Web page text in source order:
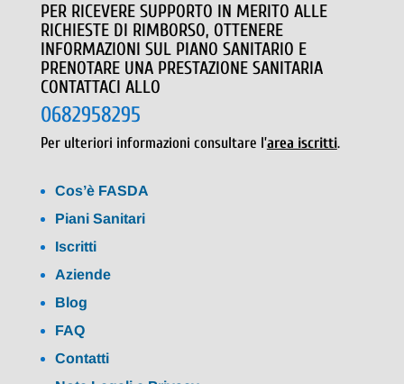
PER RICEVERE SUPPORTO IN MERITO ALLE
RICHIESTE DI RIMBORSO, OTTENERE
INFORMAZIONI SUL PIANO SANITARIO E
PRENOTARE UNA PRESTAZIONE SANITARIA
CONTATTACI ALLO
0682958295
Per ulteriori informazioni consultare l’area iscritti.
Cos’è FASDA
Piani Sanitari
Iscritti
Aziende
Blog
FAQ
Contatti